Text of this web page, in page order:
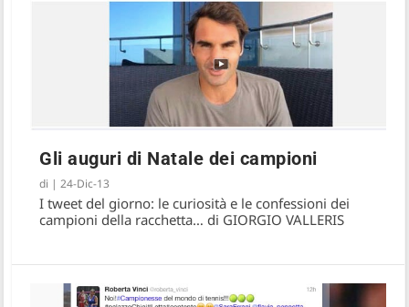
Gli auguri di Natale dei campioni
di |24-Dic-13
I tweet del giorno: le curiosità e le confessioni dei
campioni della racchetta… di GIORGIO VALLERIS